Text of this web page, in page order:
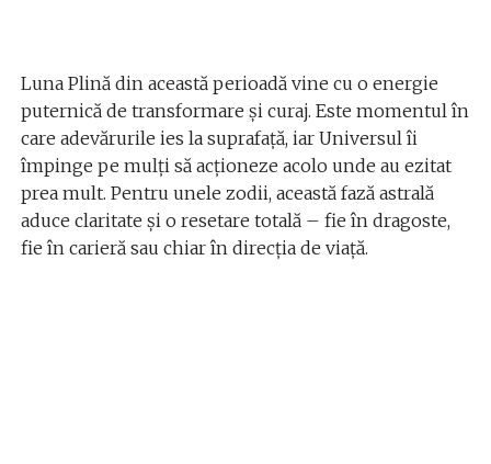
Luna Plină din această perioadă vine cu o energie
puternică de transformare și curaj. Este momentul în
care adevărurile ies la suprafață, iar Universul îi
împinge pe mulți să acționeze acolo unde au ezitat
prea mult. Pentru unele zodii, această fază astrală
aduce claritate și o resetare totală – fie în dragoste,
fie în carieră sau chiar în direcția de viață.